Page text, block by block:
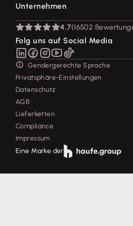
Branchenlösungen
Erweiterungen & Partner
Lexware Akademie
Tell Your Story
Das Lena Prinzip
Support für Lexware Office
Für Steuerberater
Partner werden
Affiliate-Partner werden
Support für Desktop-Produkte
Forum
Mein Konto
Unternehmen
Über Lexware
Presse
Soziale Verantwortung
Karriere
4,7(16502
Folg uns auf Social Media
Gendergerechte Sprache
Privatsphäre-Einstellungen
Datenschutz
AGB
Lieferketten
Compliance
Impressum
Eine Marke der